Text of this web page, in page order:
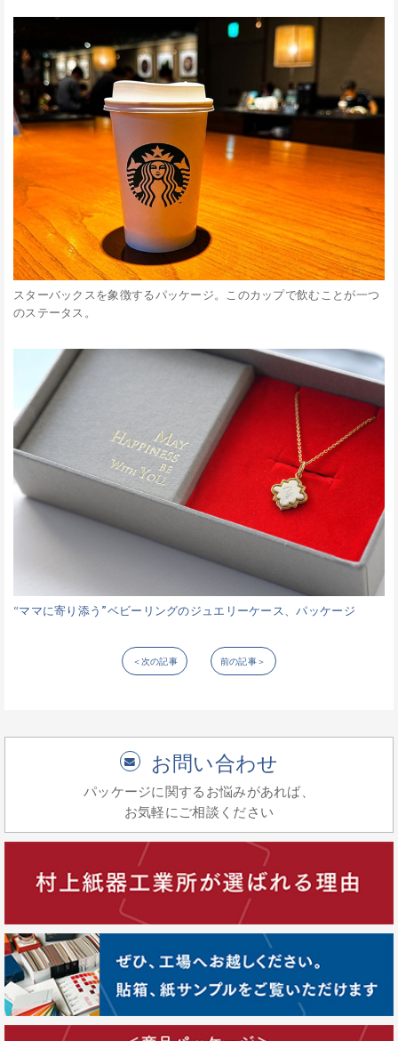
スターバックスを象徴するパッケージ。このカップで飲むことが一つ
のステータス。
“ママに寄り添う”ベビーリングのジュエリーケース、パッケージ
＜次の記事 前の記事＞
お問い合わせ
パッケージに関するお悩みがあれば、
お気軽にご相談ください